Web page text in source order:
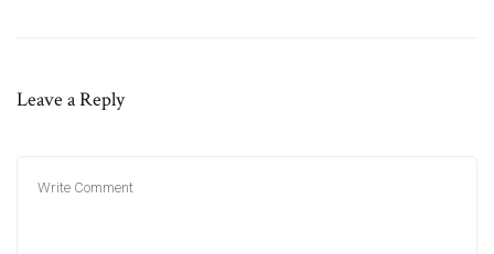
Leave a Reply